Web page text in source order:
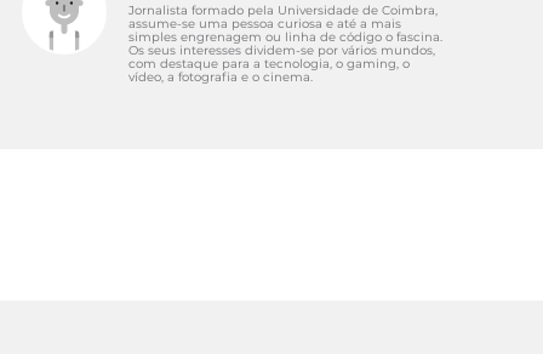
Jornalista formado pela Universidade de Coimbra,
assume-se uma pessoa curiosa e até a mais
simples engrenagem ou linha de código o fascina.
Os seus interesses dividem-se por vários mundos,
com destaque para a tecnologia, o gaming, o
vídeo, a fotografia e o cinema.